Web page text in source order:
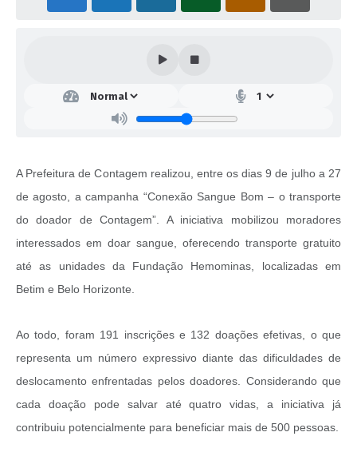
A Prefeitura de Contagem realizou, entre os dias 9 de julho a 27
de agosto, a campanha “Conexão Sangue Bom – o transporte
do doador de Contagem”. A iniciativa mobilizou moradores
interessados em doar sangue, oferecendo transporte gratuito
até as unidades da Fundação Hemominas, localizadas em
Betim e Belo Horizonte.
Ao todo, foram 191 inscrições e 132 doações efetivas, o que
representa um número expressivo diante das dificuldades de
deslocamento enfrentadas pelos doadores. Considerando que
cada doação pode salvar até quatro vidas, a iniciativa já
contribuiu potencialmente para beneficiar mais de 500 pessoas.